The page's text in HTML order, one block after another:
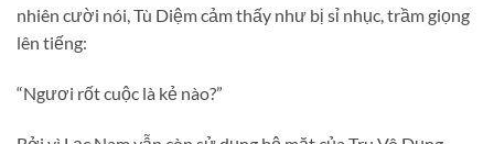
nhiên cười nói, Tù Diệm cảm thấy như bị sỉ nhục, trầm giọng
lên tiếng:
“Ngươi rốt cuộc là kẻ nào?”